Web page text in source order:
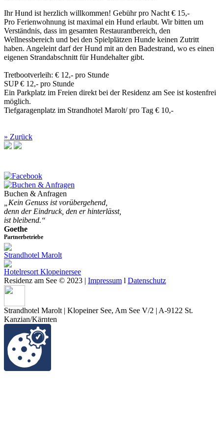
Ihr Hund ist herzlich willkommen! Gebühr pro Nacht € 15,-
Pro Ferienwohnung ist maximal ein Hund erlaubt. Wir bitten um
Verständnis, dass im gesamten Restaurantbereich, den
Wellnessbereich und bei den Spielplätzen Hunde keinen Zutritt
haben. Angeleint darf der Hund mit an den Badestrand, wo es einen
eigenen Strandabschnitt für Hundehalter gibt.
Tretbootverleih: € 12,- pro Stunde
SUP € 12,- pro Stunde
Ein Parkplatz im Freien direkt bei der Residenz am See ist kostenfrei
möglich.
Tiefgaragenplatz im Strandhotel Marolt/ pro Tag € 10,-
» Zurück
Buchen & Anfragen
„Kein Genuss ist vorübergehend,
denn der Eindruck, den er hinterlässt,
ist bleibend.“
Goethe
Partnerbetriebe
Strandhotel Marolt
Hotelresort Klopeinersee
Residenz am See © 2023 | Impressum l Datenschutz
Strandhotel Marolt | Klopeiner See, Am See V/2 | A-9122 St.
Kanzian/Kärnten